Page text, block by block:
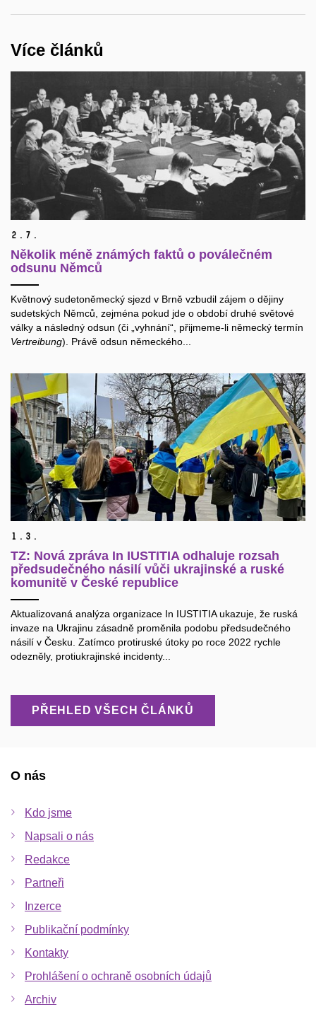
Více článků
2. 7.
Několik méně známých faktů o poválečném
odsunu Němců
Květnový sudetoněmecký sjezd v Brně vzbudil zájem o dějiny
sudetských Němců, zejména pokud jde o období druhé světové
války a následný odsun (či „vyhnání“, přijmeme-li německý termín
Vertreibung). Právě odsun německého...
1. 3.
TZ: Nová zpráva In IUSTITIA odhaluje rozsah
předsudečného násilí vůči ukrajinské a ruské
komunitě v České republice
Aktualizovaná analýza organizace In IUSTITIA ukazuje, že ruská
invaze na Ukrajinu zásadně proměnila podobu předsudečného
násilí v Česku. Zatímco protiruské útoky po roce 2022 rychle
odezněly, protiukrajinské incidenty...
PŘEHLED VŠECH ČLÁNKŮ
O nás
Kdo jsme
Napsali o nás
Redakce
Partneři
Inzerce
Publikační podmínky
Kontakty
Prohlášení o ochraně osobních údajů
Archiv